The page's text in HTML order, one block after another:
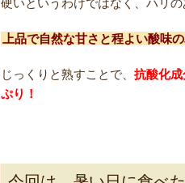
上品で自然な甘さと程よい酸味
じっくりと熟すことで、 抗酸化
ぷり！